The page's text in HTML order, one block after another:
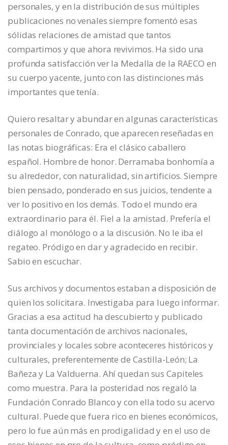
personales, y en la distribución de sus múltiples
publicaciones no venales siempre fomentó esas
sólidas relaciones de amistad que tantos
compartimos y que ahora revivimos. Ha sido una
profunda satisfacción ver la Medalla de la RAECO en
su cuerpo yacente, junto con las distinciones más
importantes que tenía.
Quiero resaltar y abundar en algunas características
personales de Conrado, que aparecen reseñadas en
las notas biográficas: Era el clásico caballero
español. Hombre de honor. Derramaba bonhomía a
su alrededor, con naturalidad, sin artificios. Siempre
bien pensado, ponderado en sus juicios, tendente a
ver lo positivo en los demás. Todo el mundo era
extraordinario para él. Fiel a la amistad. Prefería el
diálogo al monólogo o a la discusión. No le iba el
regateo. Pródigo en dar y agradecido en recibir.
Sabio en escuchar.
Sus archivos y documentos estaban a disposición de
quien los solicitara. Investigaba para luego informar.
Gracias a esa actitud ha descubierto y publicado
tanta documentación de archivos nacionales,
provinciales y locales sobre aconteceres históricos y
culturales, preferentemente de Castilla-León; La
Bañeza y La Valduerna. Ahí quedan sus Capiteles
como muestra. Para la posteridad nos regaló la
Fundación Conrado Blanco y con ella todo su acervo
cultural. Puede que fuera rico en bienes económicos,
pero lo fue aún más en prodigalidad y en el uso de